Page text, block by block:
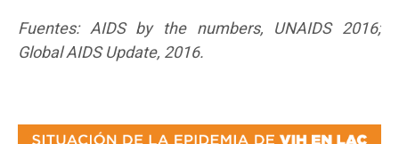
Fuentes: AIDS by the numbers, UNAIDS 2016;
Global AIDS Update, 2016.